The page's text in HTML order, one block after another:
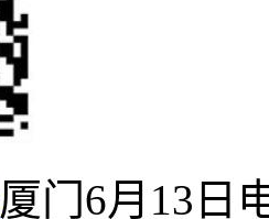
厦门6月13日